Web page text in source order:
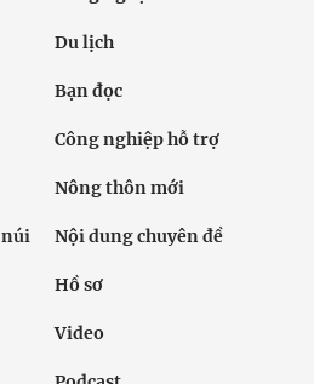
Du lịch
Bạn đọc
Công nghiệp hỗ trợ
Nông thôn mới
núi Nội dung chuyên đề
Hồ sơ
Video